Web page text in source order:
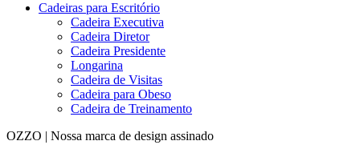
Cadeiras para Escritório
Cadeira Executiva
Cadeira Diretor
Cadeira Presidente
Longarina
Cadeira de Visitas
Cadeira para Obeso
Cadeira de Treinamento
OZZO | Nossa marca de design assinado